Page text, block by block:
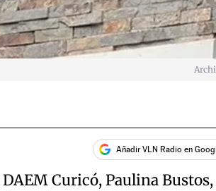
Añadir VLN Radio en
Curicó, Paulina Bustos,